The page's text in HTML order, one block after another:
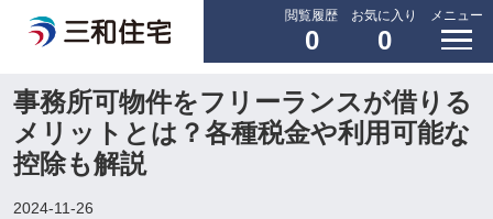
閲覧履歴
0
お気に入り
0
メニュー
事務所可物件をフリーランスが借りる
メリットとは？各種税金や利用可能な
控除も解説
2024-11-26